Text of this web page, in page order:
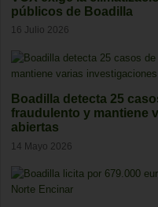
públicos de Boadilla
16 Julio 2026
Boadilla detecta 25
fraudulento y mantiene
abiertas
14 Mayo 2026